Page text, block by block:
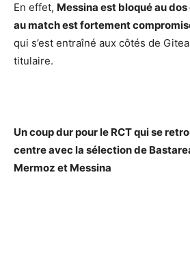
En effet, Messina est bloqué au
au match est fortement
qui s’est entraîné aux côtés de
titulaire.
Un coup dur pour le RCT qui se
centre avec la sélection de
Mermoz et Messina